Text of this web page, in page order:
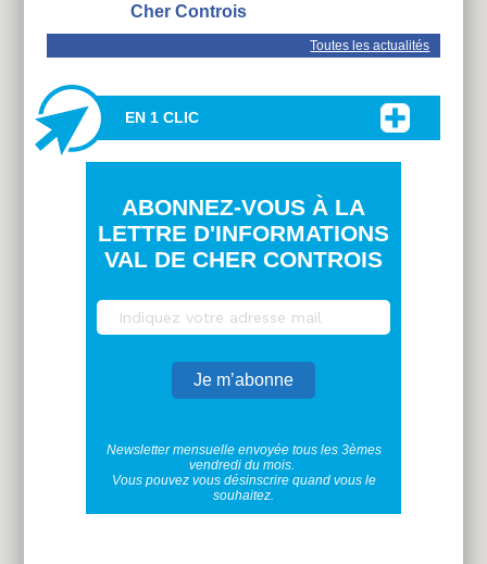
Cher Controis
Toutes les actualités
EN 1 CLIC
ABONNEZ-VOUS À LA
LETTRE D'INFORMATIONS
VAL DE CHER CONTROIS
Newsletter mensuelle envoyée tous les 3èmes
vendredi du mois.
Vous pouvez vous désinscrire quand vous le
souhaitez.